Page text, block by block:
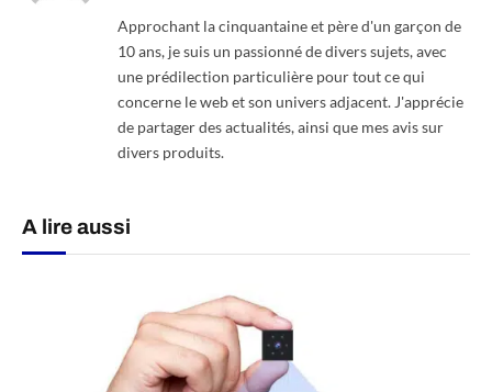
Approchant la cinquantaine et père d'un garçon de
10 ans, je suis un passionné de divers sujets, avec
une prédilection particulière pour tout ce qui
concerne le web et son univers adjacent. J'apprécie
de partager des actualités, ainsi que mes avis sur
divers produits.
A lire aussi